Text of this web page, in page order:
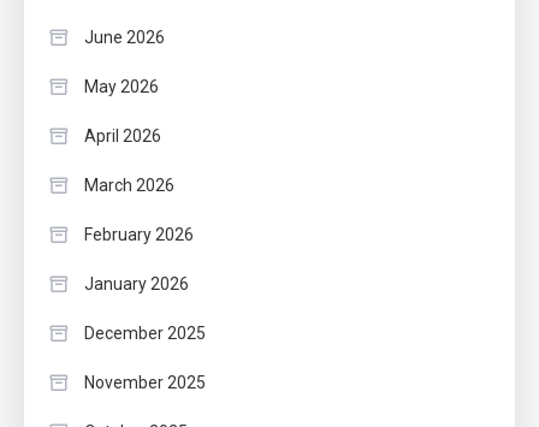
June 2026
May 2026
April 2026
March 2026
February 2026
January 2026
December 2025
November 2025